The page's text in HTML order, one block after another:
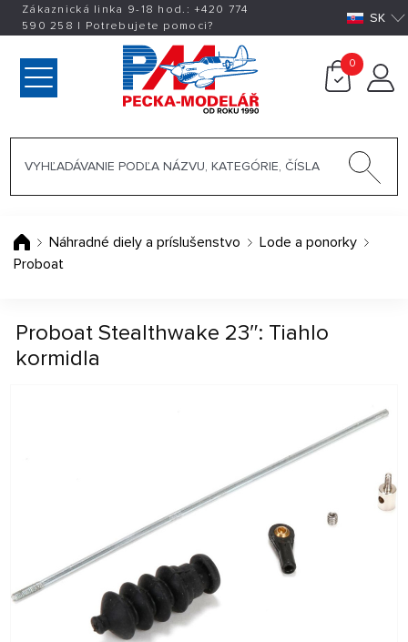
Zákaznická linka 9-18 hod.:+420 774
590 258 | Potrebujete pomoci? SK
0
Náhradné diely a príslušenstvo
Lode a ponorky
Proboat
Proboat Stealthwake 23″: Tiahlo
kormidla